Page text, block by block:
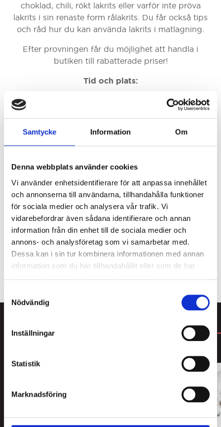
Samtycke Information Om
Denna webbplats använder cookies
Vi använder enhetsidentifierare för att anpassa innehållet
och annonserna till användarna, tillhandahålla funktioner
för sociala medier och analysera vår trafik. Vi
vidarebefordrar även sådana identifierare och annan
information från din enhet till de sociala medier och
annons- och analysföretag som vi samarbetar med.
Dessa kan i sin tur kombinera informationen med annan
information som du har tillhandahållit eller som de har
Nödvändig
Inställningar
Statistik
Marknadsföring
choklad, chili, rökt lakrits eller varför inte pröva
lakrits i sin renaste form rålakrits. Du får också tips
och råd hur du kan använda lakrits i matlagning.
Efter provningen får du möjlighet att handla i
butiken till rabatterade priser!
Tid och plats:
Regeringsgatan 48 i Stockholm.
Bekräftelse på bokning:
När du bokar står du med på deltagarlistan.
annan biljett eller bekräftelse skickas ut.
Villkor:
Vid bokad provning gäller ånger- och återköpsrätt
till 72 h innan provningen startat. Platser som
avbokas därefter debiteras till fullo.
Lakritsprovning
25
18:00
LÄGG TILL I VARUKORG
DU KANSKE GILLAR